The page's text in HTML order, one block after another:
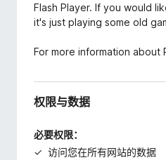
Flash Player. If you would
it's just playing some old
For more information
权限与数据
必要权限：
访问您在所有网站的数据